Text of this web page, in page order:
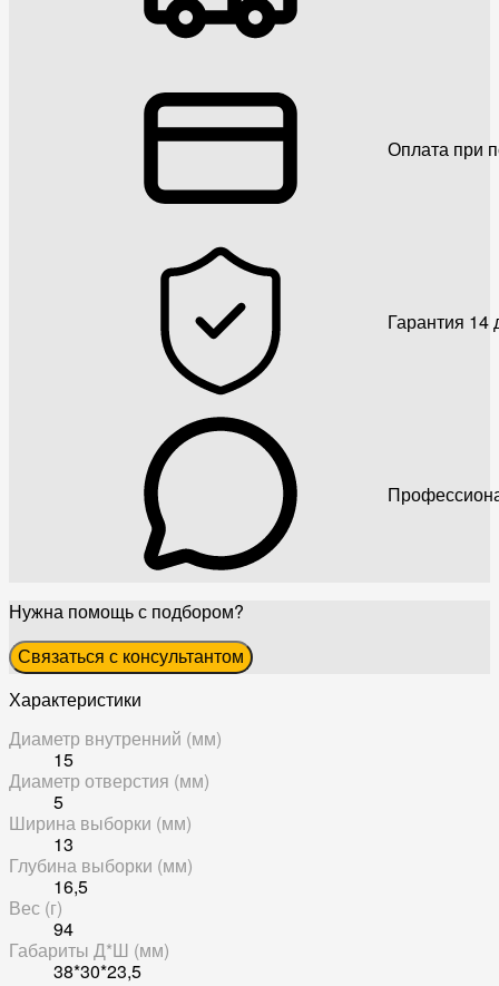
Оплата при
Гарантия 14
Нужна помощь с подбором?
Связаться с консультантом
Характеристики
Диаметр внутренний (мм)
15
Диаметр отверстия (мм)
5
Ширина выборки (мм)
13
Глубина выборки (мм)
16,5
Вес (г)
94
Габариты Д*Ш (мм)
38*30*23,5